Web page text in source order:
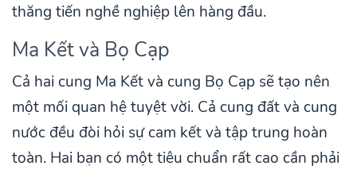
thăng tiến nghề nghiệp lên hàng đầu.
Ma Kết và Bọ Cạp
Cả hai cung Ma Kết và cung Bọ Cạp sẽ tạo nên
một mối quan hệ tuyệt vời. Cả cung đất và cung
nước đều đòi hỏi sự cam kết và tập trung hoàn
toàn. Hai bạn có một tiêu chuẩn rất cao cần phải